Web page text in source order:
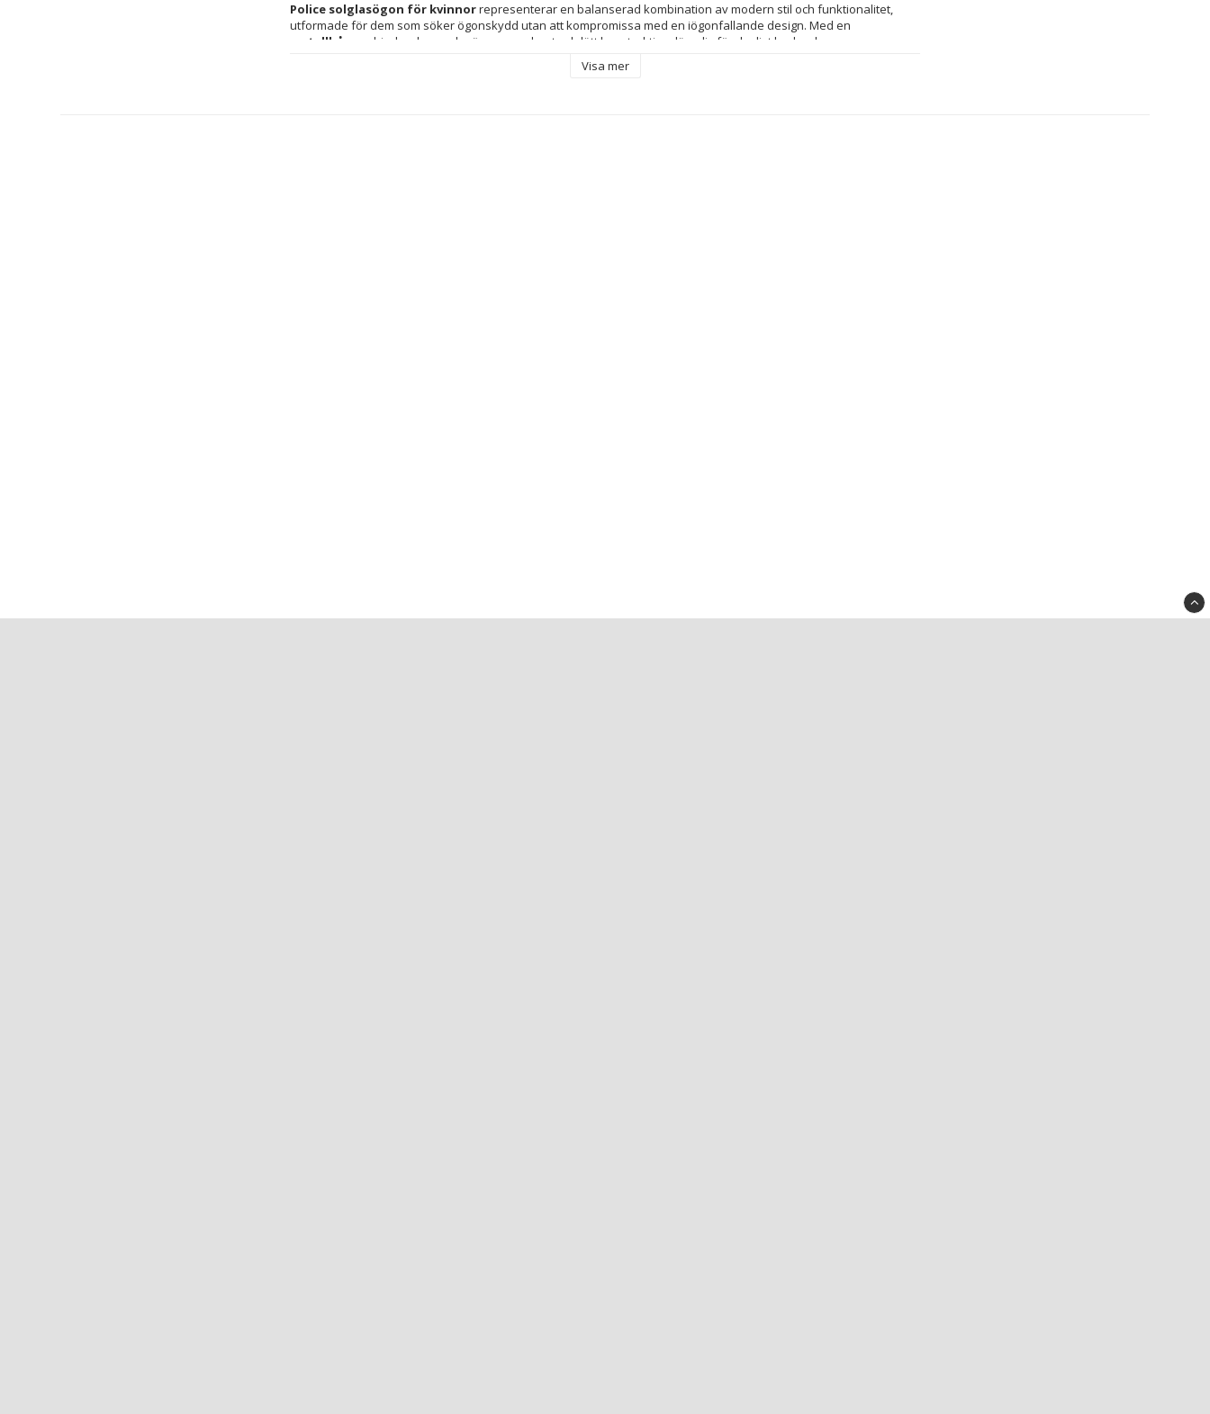
Police solglasögon för kvinnor representerar en balanserad kombination av modern stil och funktionalitet,
metallbåge
erbjuder dessa glasögon en robust och lätt konstruktion, lämplig för dagligt bruk och
bidrar även till bekväm syn genom att effektivt filtrera solstrålar, minska bländning och optimera skyddet mot UV-
Visa mer